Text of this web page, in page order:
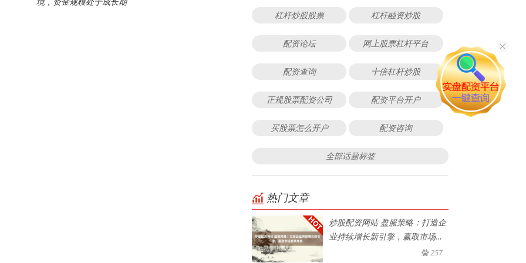
杠杆炒股股票 杠杆融资炒股
配资论坛 网上股票杠杆平台
配资查询 十倍杠杆炒股
正规股票配资公司 配资平台开户
买股票怎么开户 配资咨询
全部话题标签
热门文章
炒股配资网站 盈服策略：打造企
业持续增长新引擎，赢取市场竞
257